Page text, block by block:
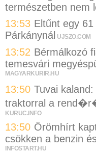
természetben nem
13:53 Eltűnt egy
Párkánynál UJSZO.COM
13:52 Bérmálkozó
temesvári
MAGYARKURIR.HU
13:50 Tuvai
traktorral a
KURUC.INFO
13:50 Örömhírt
csökken a benzin
INFOSTART.HU